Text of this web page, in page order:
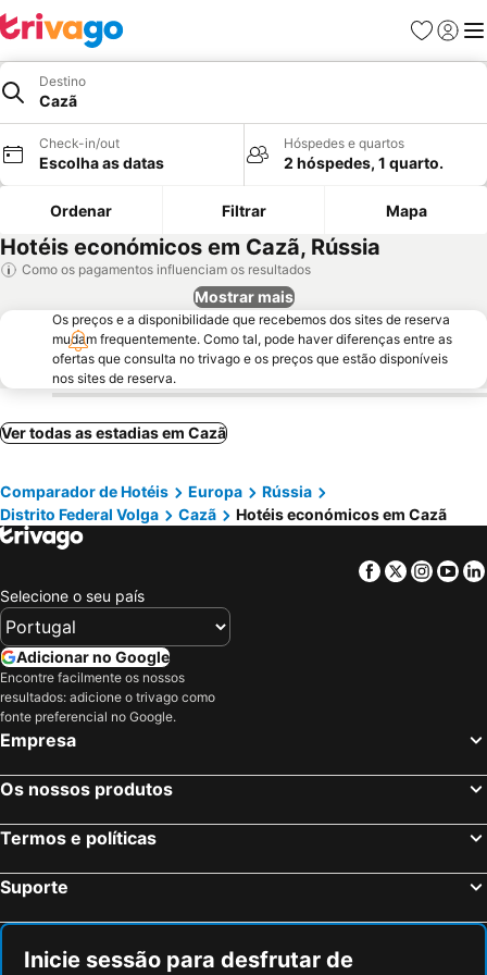
Favoritos
Iniciar
Destino
Cazã
Check-in/out
Escolha as datas
Hóspedes e quartos
2 hóspedes, 1 quarto.
Ordenar Filtrar Mapa
Hotéis económicos em Cazã, Rússia
Como os pagamentos influenciam os resultados
Mostrar mais
Os preços e a disponibilidade que recebemos dos sites de reserva
mudam frequentemente. Como tal, pode haver diferenças entre as
ofertas que consulta no trivago e os preços que estão disponíveis
nos sites de reserva.
Ver todas as estadias em Cazã
Comparador de Hotéis Europa
Rússia
Distrito Federal Volga
Cazã Hotéis económicos em Cazã
Facebook
Twitter
Selecione o seu país
Adicionar no Google
Encontre facilmente os nossos
resultados: adicione o trivago como
fonte preferencial no Google.
Empresa
Os nossos produtos
Termos e políticas
Suporte
Inicie sessão para desfrutar de